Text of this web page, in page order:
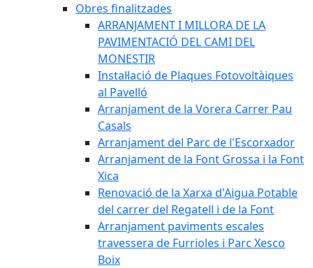
Obres finalitzades
ARRANJAMENT I MILLORA DE LA
PAVIMENTACIÓ DEL CAMI DEL
MONESTIR
Instal·lació de Plaques Fotovoltàiques
al Pavelló
Arranjament de la Vorera Carrer Pau
Casals
Arranjament del Parc de l'Escorxador
Arranjament de la Font Grossa i la Font
Xica
Renovació de la Xarxa d'Aigua Potable
del carrer del Regatell i de la Font
Arranjament paviments escales
travessera de Furrioles i Parc Xesco
Boix